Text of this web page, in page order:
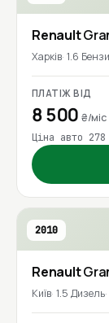
Renault
Харків 1.6
ПЛАТІЖ ВІД
8 500₴/міс
Ціна авто
2010
Renault
Київ 1.5 Дизель